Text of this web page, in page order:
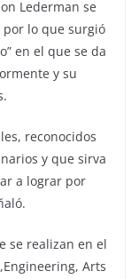
Lederman se
lo que surgió
en el que se da
y su
reconocidos
y que sirva
a lograr por
se realizan en el
Arts